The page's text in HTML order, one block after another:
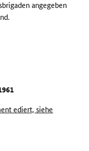
angegeben
ediert, siehe